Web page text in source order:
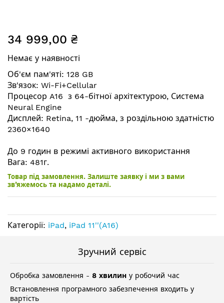
до
галереї
зображень
34 999,00 ₴
Немає у наявності
Об'єм пам'яті: 128 GB
Зв'язок: Wi-Fi+Cellular
Процесор A16 з 64-бітної архітектурою, Система
Neural Engine
Дисплей: Retina, 11 -дюйма, з роздільною здатністю
2360×1640
До 9 годин в режимі активного використання
Вага: 481г.
Товар під замовлення. Залиште заявку і ми з вами
зв’яжемось та надамо деталі.
Категорії: iPad, iPad 11''(A16)
Зручний сервіс
Обробка замовлення - 8 хвилин у робочий час
Встановлення програмного забезпечення входить у
вартість